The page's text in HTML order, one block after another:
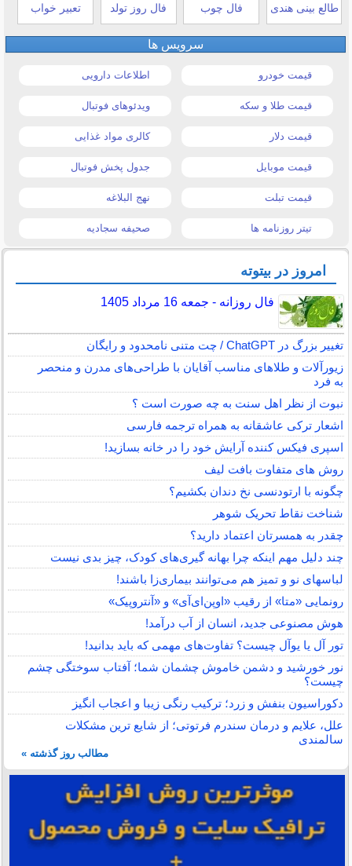
طالع بینی هندی فال چوب فال روز تولد تعبیر خواب
سرویس ها
قیمت خودرو اطلاعات دارویی
قیمت طلا و سکه ویدئوهای فوتبال
قیمت دلار کالری مواد غذایی
قیمت موبایل جدول پخش فوتبال
قیمت تبلت نهج البلاغه
تیتر روزنامه ها صحیفه سجادیه
امروز در بیتوته
فال روزانه - جمعه 16 مرداد 1405
تغییر بزرگ در ChatGPT / چت متنی نامحدود و رایگان
زیورآلات و طلاهای مناسب آقایان با طراحی‌های مدرن و منحصر
به فرد
نبوت از نظر اهل سنت به چه صورت است ؟
اشعار ترکی عاشقانه به همراه ترجمه فارسی
اسپری فیکس کننده آرایش خود را در خانه بسازید!
روش های متفاوت بافت لیف
چگونه با ارتودنسی نخ دندان بکشیم؟
شناخت نقاط تحریک شوهر
چقدر به همسرتان اعتماد دارید؟
چند دلیل مهم اینکه چرا بهانه گیری‌های کودک، چیز بدی نیست
لباس‎های نو و تمیز هم می‌توانند بیماری‌زا باشند!
رونمایی «متا» از رقیب «اوپن‌ای‌آی» و «آنتروپیک»
هوش مصنوعی جدید، انسان از آب درآمد!
تور آل یا یوآل چیست؟ تفاوت‌های مهمی که باید بدانید!
نور خورشید و دشمن خاموش چشمان شما؛ آفتاب سوختگی چشم
چیست؟
دکوراسیون بنفش و زرد؛ ترکیب رنگی زیبا و اعجاب انگیز
علل، علایم و درمان سندرم فرتوتی؛ از شایع ترین مشکلات
سالمندی
مطالب روز گذشته »